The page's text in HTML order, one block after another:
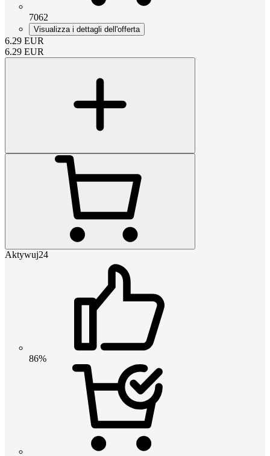
7062
Visualizza i dettagli dell'offerta
6.29 EUR
6.29 EUR
Aktywuj24
86%